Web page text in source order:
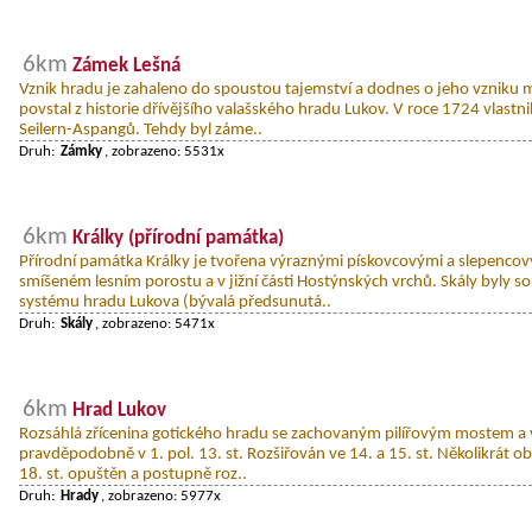
6km Zámek Lešná
Vznik hradu je zahaleno do spoustou tajemství a dodnes o jeho vzniku
povstal z historie dřívějšího valašského hradu Lukov. V roce 1724
Seilern-Aspangů. Tehdy byl záme..
Druh: Zámky , zobrazeno: 5531x
6km Králky (přírodní památka)
Přírodní památka Králky je tvořena výraznými pískovcovými a
smíšeném lesním porostu a v jižní části Hostýnských vrchů. Skály byly
systému hradu Lukova (bývalá předsunutá..
Druh: Skály , zobrazeno: 5471x
6km Hrad Lukov
Rozsáhlá zřícenina gotického hradu se zachovaným pilířovým mostem
pravděpodobně v 1. pol. 13. st. Rozšiřován ve 14. a 15. st. Několikrát
18. st. opuštěn a postupně roz..
Druh: Hrady , zobrazeno: 5977x